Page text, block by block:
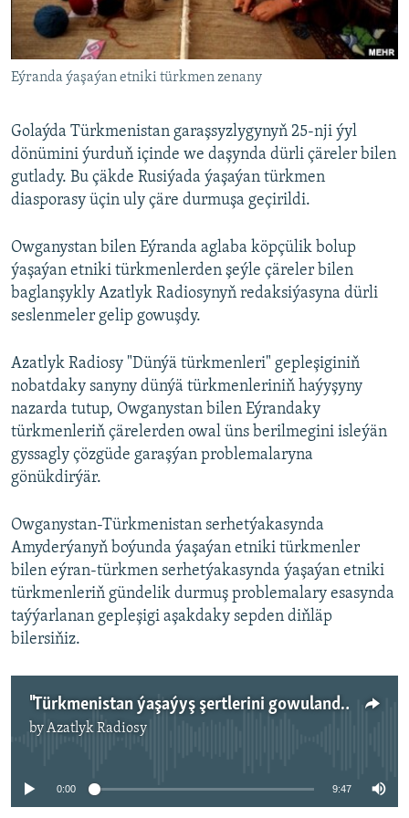
Eýranda ýaşaýan etniki türkmen zenany
Golaýda Türkmenistan garaşsyzlygynyň 25-nji ýyl
dönümini ýurduň içinde we daşynda dürli çäreler bilen
gutlady. Bu çäkde Rusiýada ýaşaýan türkmen
diasporasy üçin uly çäre durmuşa geçirildi.
Owganystan bilen Eýranda aglaba köpçülik bolup
ýaşaýan etniki türkmenlerden şeýle çäreler bilen
baglanşykly Azatlyk Radiosynyň redaksiýasyna dürli
seslenmeler gelip gowuşdy.
Azatlyk Radiosy "Dünýä türkmenleri" gepleşiginiň
nobatdaky sanyny dünýä türkmenleriniň haýyşyny
nazarda tutup, Owganystan bilen Eýrandaky
türkmenleriň çärelerden owal üns berilmegini isleýän
gyssagly çözgüde garaşýan problemalaryna
gönükdirýär.
Owganystan-Türkmenistan serhetýakasynda
Amyderýanyň boýunda ýaşaýan etniki türkmenler
bilen eýran-türkmen serhetýakasynda ýaşaýan etniki
türkmenleriň gündelik durmuş problemalary esasynda
taýýarlanan gepleşigi aşakdaky sepden diňläp
bilersiňiz.
"Türkmenistan ýaşaýyş şertlerini gowulandyrmaga kömek etse"
byAzatlyk Radiosy
No media source currently available
0:00 9:47